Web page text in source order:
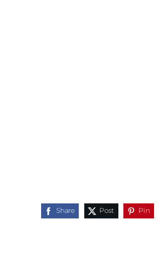
Share Post Pin